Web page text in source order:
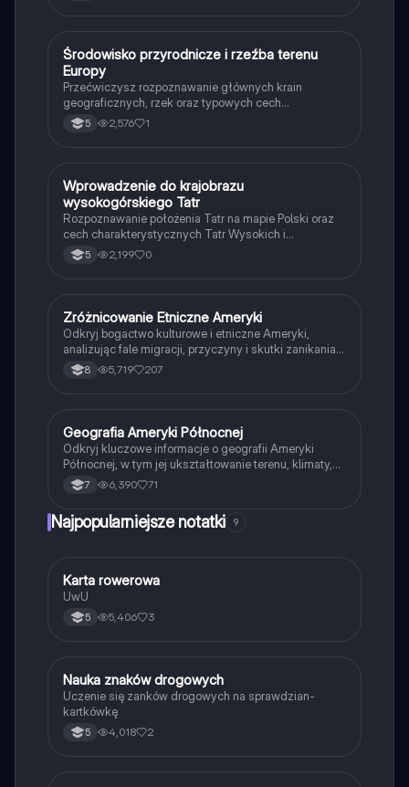
ŚGeografia
Środowisko przyrodnicze i rzeźba terenu
Europy
Przećwiczysz rozpoznawanie głównych krain
geograficznych, rzek oraz typowych cech
ukształtowania powierzchni Europy.
5 2,576 1
WGeografia
Wprowadzenie do krajobrazu
wysokogórskiego Tatr
Rozpoznawanie położenia Tatr na mapie Polski oraz
cech charakterystycznych Tatr Wysokich i
Zachodnich.
5 2,199 0
Geografia
Zróżnicowanie Etniczne Ameryki
Odkryj bogactwo kulturowe i etniczne Ameryki,
analizując fale migracji, przyczyny i skutki zanikania
kultur pierwotnych, urbanizację oraz unikalne cechy
środowiska naturalnego. Dowiedz się o wpływie
studentów geografii. Typ: podsumowanie.
8 5,719 207
Geografia
Geografia Ameryki Północnej
Odkryj kluczowe informacje o geografii Ameryki
Północnej, w tym jej ukształtowanie terenu, klimaty,
migracje oraz demografię. Zawiera szczegółowe
mapy i ilustracje, które pomagają zrozumieć
geografii i historii.
7 6,390 71
Najpopularniejsze notatki 9
KTechnika
Karta rowerowa
UwU
5 5,406 3
NTechnika
Nauka znaków drogowych
Uczenie się zanków drogowych na sprawdzian-
kartkówkę
5 4,018 2